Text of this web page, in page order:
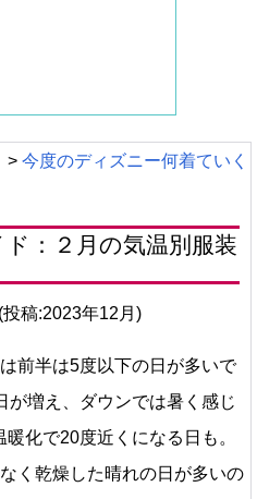
> 今度のディズニー何着ていく
：２月の気温別服装
稿:2023年12月)
前半は5度以下の日が多いで
が増え、ダウンでは暑く感じ
化で20度近くになる日も。
く乾燥した晴れの日が多いの